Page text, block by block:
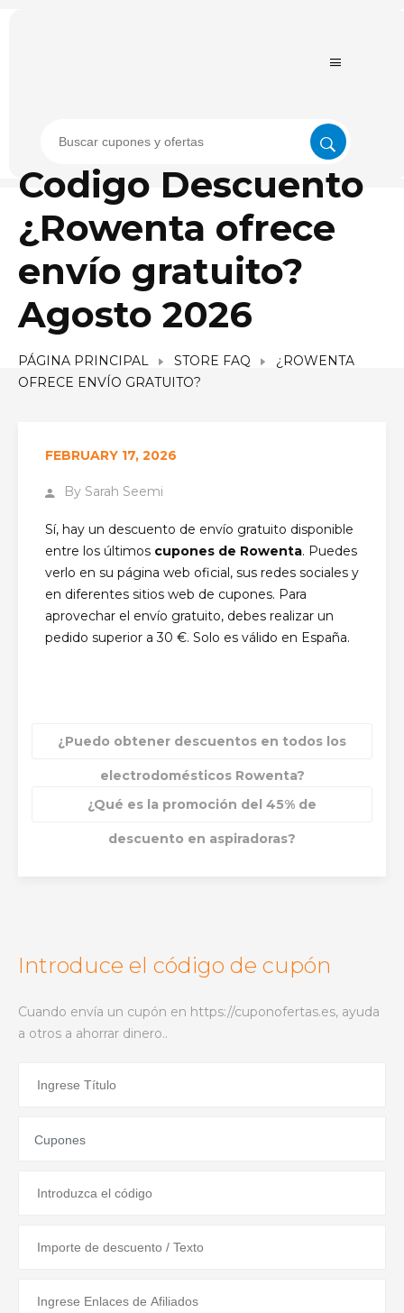
Codigo Descuento
¿Rowenta ofrece
envío gratuito?
Agosto 2026
PÁGINA PRINCIPAL STORE FAQ
¿ROWENTA
OFRECE ENVÍO GRATUITO?
FEBRUARY 17, 2026
By Sarah Seemi
Sí, hay un descuento de envío gratuito disponible
entre los últimos cupones de Rowenta. Puedes
verlo en su página web oficial, sus redes sociales y
en diferentes sitios web de cupones. Para
aprovechar el envío gratuito, debes realizar un
pedido superior a 30 €. Solo es válido en España.
¿Puedo obtener descuentos en todos los
electrodomésticos Rowenta?
¿Qué es la promoción del 45% de
descuento en aspiradoras?
Introduce el código de cupón
Cuando envía un cupón en https://cuponofertas.es, ayuda
a otros a ahorrar dinero..